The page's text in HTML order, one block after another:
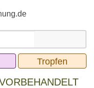
Tropfen